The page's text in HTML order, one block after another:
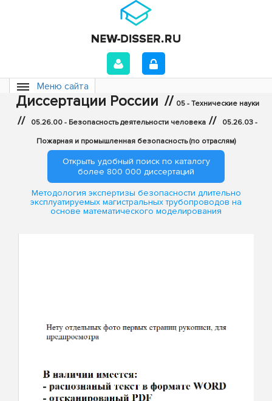
Меню сайта
Диссертации России // 05 - Технические науки
// 05.26.00 - Безопасность деятельности человека // 05.26.03 -
Пожарная и промышленная безопасность (по отраслям)
Открыть удобный поиск по каталогу
более 800 000 диссертаций
Методология экспертизы безопасности длительно
эксплуатируемых магистральных трубопроводов на
основе математического моделирования